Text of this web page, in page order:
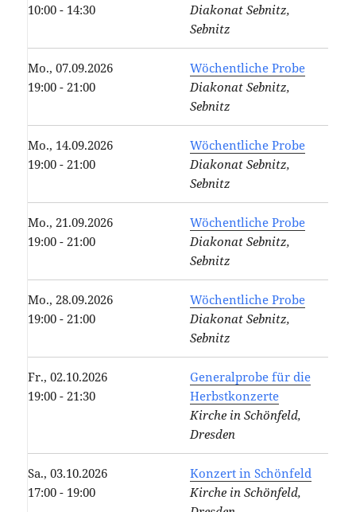
10:00 - 14:30
Diakonat Sebnitz,
Sebnitz
Mo., 07.09.2026
19:00 - 21:00
Wöchentliche Probe
Diakonat Sebnitz,
Sebnitz
Mo., 14.09.2026
19:00 - 21:00
Wöchentliche Probe
Diakonat Sebnitz,
Sebnitz
Mo., 21.09.2026
19:00 - 21:00
Wöchentliche Probe
Diakonat Sebnitz,
Sebnitz
Mo., 28.09.2026
19:00 - 21:00
Wöchentliche Probe
Diakonat Sebnitz,
Sebnitz
Fr., 02.10.2026
19:00 - 21:30
Generalprobe für die
Herbstkonzerte
Kirche in Schönfeld,
Dresden
Sa., 03.10.2026
17:00 - 19:00
Konzert in Schönfeld
Kirche in Schönfeld,